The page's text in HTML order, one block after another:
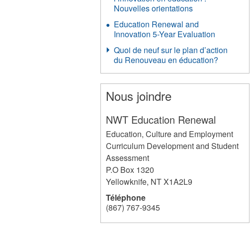
Nouvelles orientations
Education Renewal and
Innovation 5-Year Evaluation
Quoi de neuf sur le plan d’action
du Renouveau en éducation?
Nous joindre
NWT Education Renewal
Education, Culture and Employment
Curriculum Development and Student
Assessment
P.O Box 1320
Yellowknife, NTX1A2L9
Téléphone
(867) 767-9345
237